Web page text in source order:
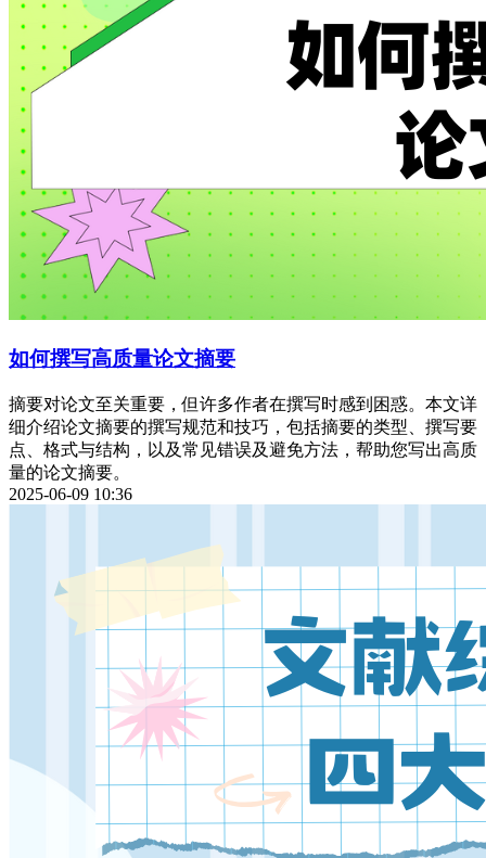
如何撰写高质量论文摘要
摘要对论文至关重要，但许多作者在撰写时感到困惑。本文详
细介绍论文摘要的撰写规范和技巧，包括摘要的类型、撰写要
点、格式与结构，以及常见错误及避免方法，帮助您写出高质
量的论文摘要。
2025-06-09 10:36